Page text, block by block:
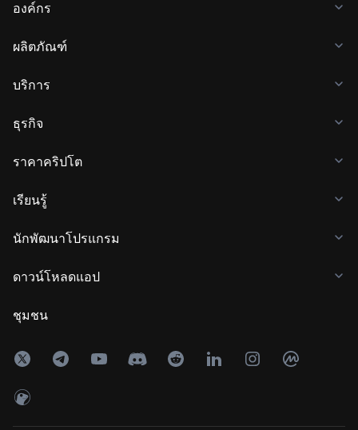
องค์กร
ผลิตภัณฑ์
บริการ
ธุรกิจ
ราคาคริปโต
เรียนรู้
นักพัฒนาโปรแกรม
ดาวน์โหลดแอป
ชุมชน